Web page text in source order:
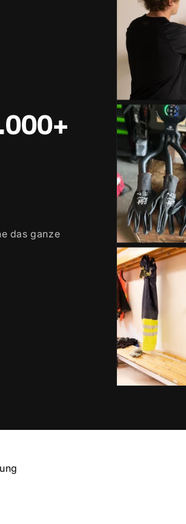
das ganze